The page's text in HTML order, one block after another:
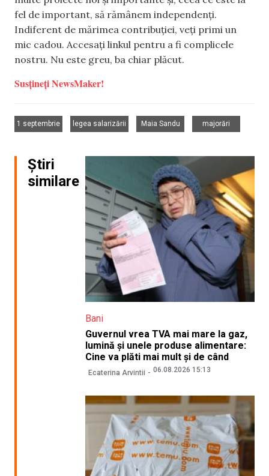
fel de important, să rămânem independenți.
Indiferent de mărimea contribuției, veți primi un
mic cadou. Accesați linkul pentru a fi complicele
nostru. Nu este greu, ba chiar plăcut.
Susțineți NewsMaker!
1 septembrie
legea salarizării
Maia Sandu
majorări
Știri
similare
Bani
Guvernul vrea TVA mai mare la gaz,
lumină și unele produse alimentare:
Cine va plăti mai mult și de când
Ecaterina Arvintii 06.08.2026 15:13